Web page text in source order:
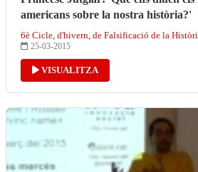
americans sobre la nostra història?'
6è Cicle, d'hivern, de Falsificació de la
25-03-2015
VISUALITZA